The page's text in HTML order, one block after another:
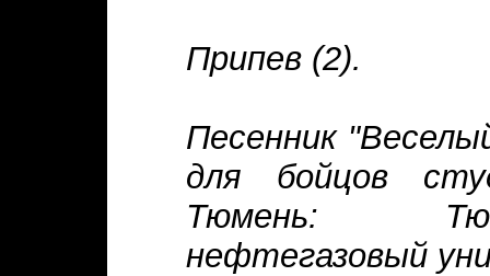
Припев (2).
Песенник
для бойцов
Тюмень:
нефтегазовый